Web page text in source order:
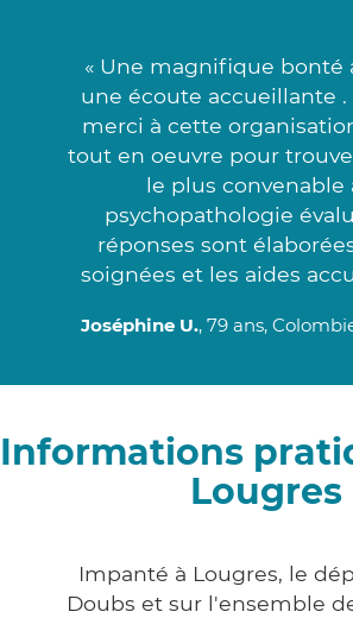
« Une magnifique bonté
une écoute accueillante
merci à cette
tout en oeuvre pour
le plus convenable
psychopathologie
réponses sont
soignées et les aides
Joséphine U., 79 ans,
Informations
Lougres
Impanté à Lougres, le
Doubs et sur l'ensemble